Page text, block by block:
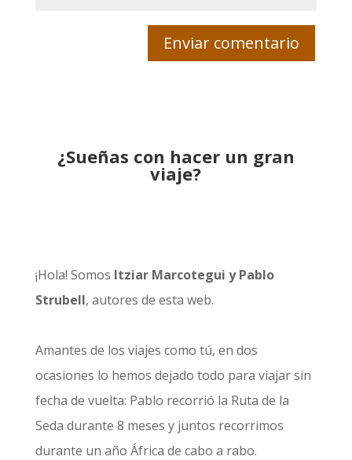
¿Sueñas con hacer un gran
viaje?
¡Hola! Somos Itziar Marcotegui y Pablo
Strubell, autores de esta web.
Amantes de los viajes como tú, en dos
ocasiones lo hemos dejado todo para viajar sin
fecha de vuelta: Pablo recorrió la Ruta de la
Seda durante 8 meses y juntos recorrimos
durante un año África de cabo a rabo.